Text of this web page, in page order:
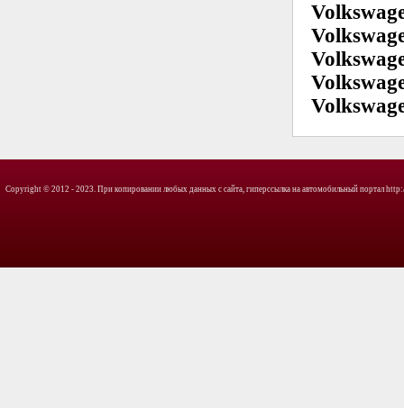
Copyright © 2012 - 2023. При копировании любых данных с сайта, гиперссылка на автомобильный портал